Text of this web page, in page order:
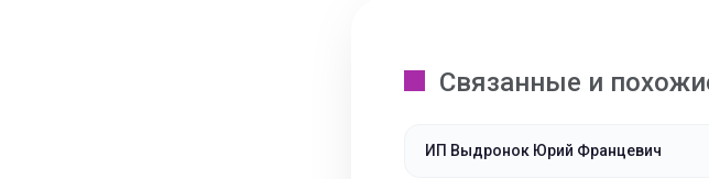
Связанные и
ИП Выдронок Юрий Францевич